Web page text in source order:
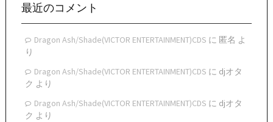
リ
最近のコメント
Dragon Ash/Shade(VICTOR ENTERTAINMENT)CDS に 匿名 よ
り
Dragon Ash/Shade(VICTOR ENTERTAINMENT)CDS に djオタ
ク より
Dragon Ash/Shade(VICTOR ENTERTAINMENT)CDS に djオタ
ク より